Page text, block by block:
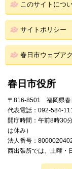
このサイトにつ
サイトポリシー
春日市ウェブア
春日市役所
〒816-8501 福岡県春
代表電話：092-584-
開庁時間：午前8時30
は休み）
法人番号：
西出張所では、土曜・